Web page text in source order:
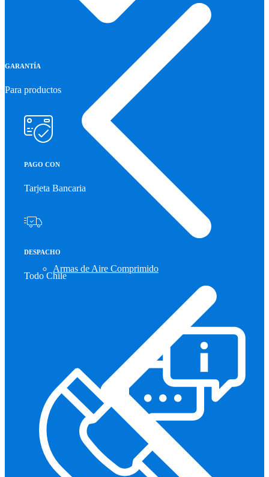
Armas de Aire Comprimido
GARANTÍA
Para productos
PAGO CON
Tarjeta Bancaria
DESPACHO
Todo Chile